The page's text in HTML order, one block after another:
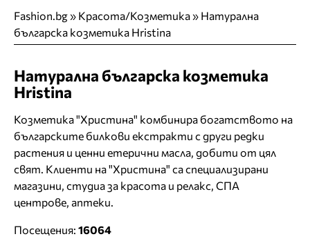
Fashion.bg» Красота/Козметика» Натурална
българска козметика Hristina
Натурална българска козметика
Hristina
Козметика "Христина" комбинира богатството на
българските билкови екстракти с други редки
растения и ценни етерични масла, добити от цял
свят. Kлиенти на "Христина" са специализирани
магазини, студиа за красота и релакс, СПА
центрове, аптеки.
Посещения: 16064